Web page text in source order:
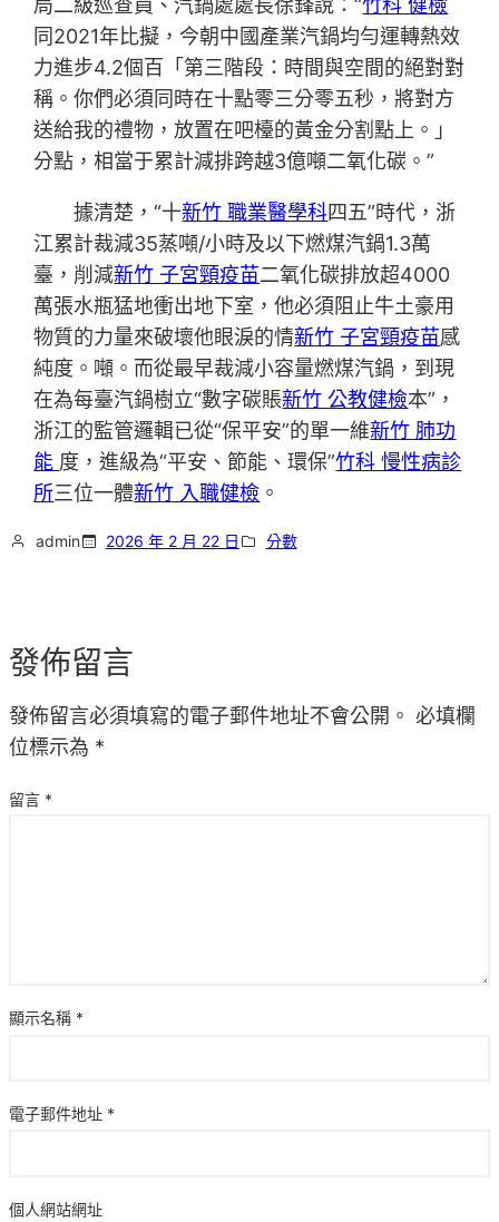
局二級巡查員、汽鍋處處長徐鋒說：“竹科 健檢
同2021年比擬，今朝中國產業汽鍋均勻運轉熱效
力進步4.2個百「第三階段：時間與空間的絕對對
稱。你們必須同時在十點零三分零五秒，將對方
送給我的禮物，放置在吧檯的黃金分割點上。」
分點，相當于累計減排跨越3億噸二氧化碳。”
據清楚，“十新竹 職業醫學科四五”時代，浙
江累計裁減35蒸噸/小時及以下燃煤汽鍋1.3萬
臺，削減新竹 子宮頸疫苗二氧化碳排放超4000
萬張水瓶猛地衝出地下室，他必須阻止牛土豪用
物質的力量來破壞他眼淚的情新竹 子宮頸疫苗感
純度。噸。而從最早裁減小容量燃煤汽鍋，到現
在為每臺汽鍋樹立“數字碳賬新竹 公教健檢本”，
浙江的監管邏輯已從“保平安”的單一維新竹 肺功
能 度，進級為“平安、節能、環保”竹科 慢性病診
所三位一體新竹 入職健檢 。
admin 2026 年 2 月 22 日 分數
發佈留言
發佈留言必須填寫的電子郵件地址不會公開。 必填欄
位標示為 *
留言 *
顯示名稱 *
電子郵件地址 *
個人網站網址